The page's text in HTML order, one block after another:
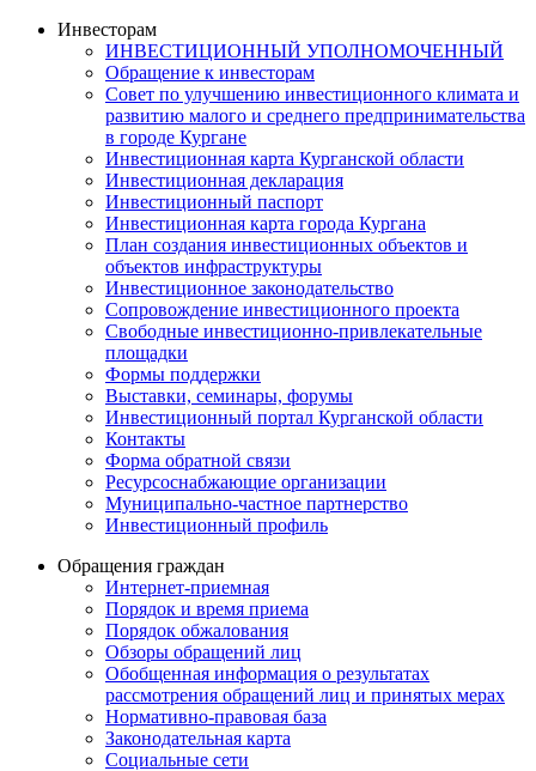
Инвесторам
ИНВЕСТИЦИОННЫЙ УПОЛНОМОЧЕННЫЙ
Обращение к инвесторам
Совет по улучшению инвестиционного климата и
развитию малого и среднего предпринимательства
в городе Кургане
Инвестиционная карта Курганской области
Инвестиционная декларация
Инвестиционный паспорт
Инвестиционная карта города Кургана
План создания инвестиционных объектов и
объектов инфраструктуры
Инвестиционное законодательство
Сопровождение инвестиционного проекта
Свободные инвестиционно-привлекательные
площадки
Формы поддержки
Выставки, семинары, форумы
Инвестиционный портал Курганской области
Контакты
Форма обратной связи
Ресурсоснабжающие организации
Муниципально-частное партнерство
Инвестиционный профиль
Обращения граждан
Интернет-приемная
Порядок и время приема
Порядок обжалования
Обзоры обращений лиц
Обобщенная информация о результатах
рассмотрения обращений лиц и принятых мерах
Нормативно-правовая база
Законодательная карта
Социальные сети